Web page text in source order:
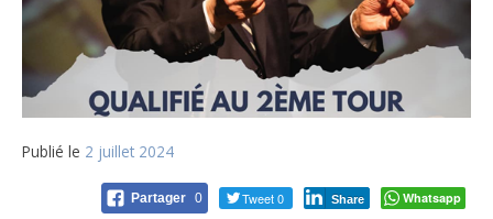
Publié le 2 juillet 2024
Partager 0 Tweet 0 Share Whatsapp